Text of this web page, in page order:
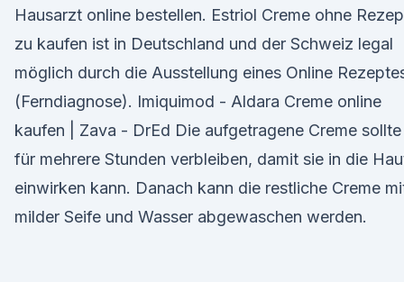
Hausarzt online bestellen. Estriol Creme ohne
zu kaufen ist in Deutschland und der Schweiz legal
möglich durch die Ausstellung eines Online
(Ferndiagnose). Imiquimod - Aldara Creme online
kaufen | Zava - DrEd Die aufgetragene Creme sollte
für mehrere Stunden verbleiben, damit sie in die
einwirken kann. Danach kann die restliche Creme
milder Seife und Wasser abgewaschen werden.